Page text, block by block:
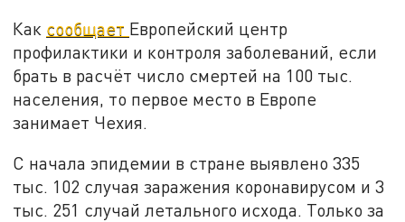
Как сообщает Европейский центр
профилактики и контроля заболеваний, если
брать в расчёт число смертей на 100 тыс.
населения, то первое место в Европе
занимает Чехия.
С начала эпидемии в стране выявлено 335
тыс. 102 случая заражения коронавирусом и 3
тыс. 251 случай летального исхода. Только за